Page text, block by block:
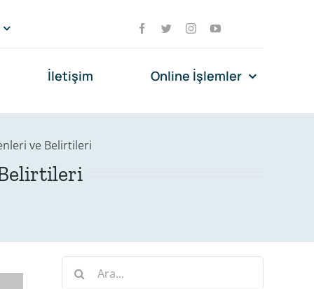
İletişim Online İşlemler
ve Belirtileri
Belirtileri